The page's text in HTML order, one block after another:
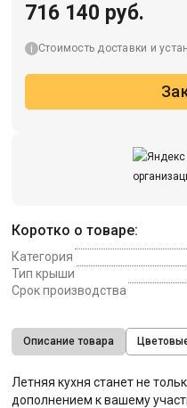
Коротко о товаре:
Категория
Тип крыши
Срок производства
716 140 руб.
Стоимость доставки и
Описание товара
Летняя кухня станет не
дополнением к вашему